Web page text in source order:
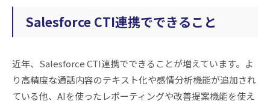
Salesforce CTI連携でできること
近年、Salesforce CTI連携でできることが増えています。よ
り高精度な通話内容のテキスト化や感情分析機能が追加され
ている他、AIを使ったレポーティングや改善提案機能を使え